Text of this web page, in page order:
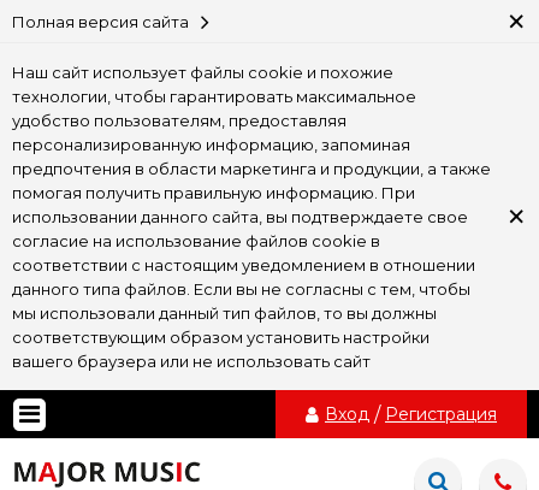
Полная версия сайта ×
Наш сайт использует файлы cookie и похожие
технологии, чтобы гарантировать максимальное
удобство пользователям, предоставляя
персонализированную информацию, запоминая
предпочтения в области маркетинга и продукции, а также
помогая получить правильную информацию. При
использовании данного сайта, вы подтверждаете свое
согласие на использование файлов cookie в
соответствии с настоящим уведомлением в отношении
данного типа файлов. Если вы не согласны с тем, чтобы
мы использовали данный тип файлов, то вы должны
соответствующим образом установить настройки
вашего браузера или не использовать сайт
×
Вход / Регистрация